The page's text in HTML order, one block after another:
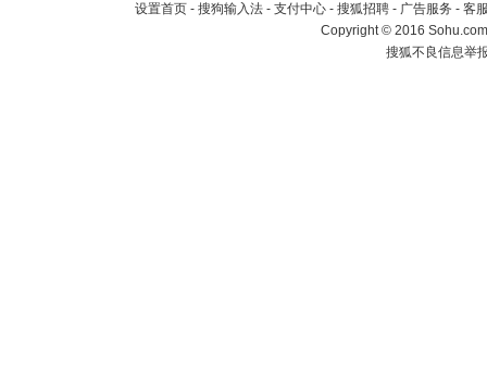
设置首页 - 搜狗输入法 - 支付中心 - 搜狐招聘 - 广告服务 - 客
Copyright©2016
搜狐不良信息举